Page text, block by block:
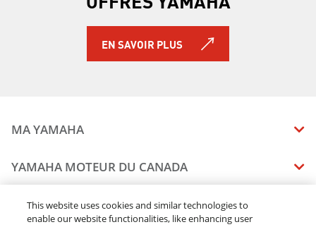
EN SAVOIR PLUS
MA YAMAHA
MANUELS
ÉTAT DES RAPPELS DE VOTRE VÉHICULE
YAMAHA MOTEUR DU CANADA
CARRIERES
CONCESSIONNAIRES
This website uses cookies and similar technologies to
enable our website functionalities, like enhancing user